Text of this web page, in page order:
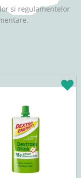
si regulamentelor